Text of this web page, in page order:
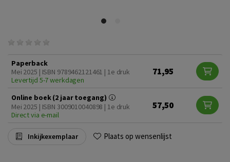
Paperback
Mei 2025 | ISBN 9789462121461 | 1e druk
Levertijd 5-7 werkdagen
71,95
Online boek (2 jaar toegang)
Mei 2025 | ISBN 3009010040898 | 1e druk
Direct via e-mail
57,50
Inkijkexemplaar Plaats op wensenlijst